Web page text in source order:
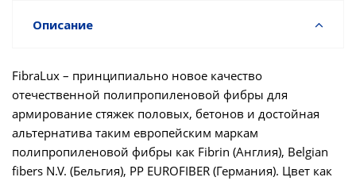
Описание
FibraLux – принципиально новое качество
отечественной полипропиленовой фибры для
армирование стяжек половых, бетонов и достойная
альтернатива таким европейским маркам
полипропиленовой фибры как Fibrin (Англия), Belgian
fibers N.V. (Бельгия), PP EUROFIBER (Германия). Цвет как